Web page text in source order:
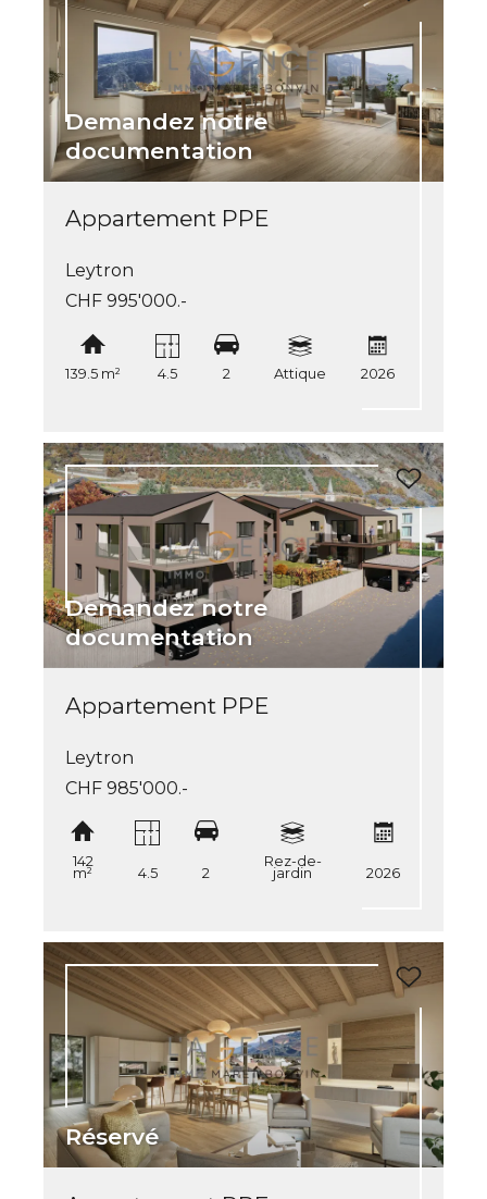
Demandez notre
documentation
Appartement PPE
Leytron
CHF 995'000.-
139.5 m² 4.5 2 Attique 2026
Demandez notre
documentation
Appartement PPE
Leytron
CHF 985'000.-
142
m² 4.5 2
Rez-de-
jardin 2026
Réservé